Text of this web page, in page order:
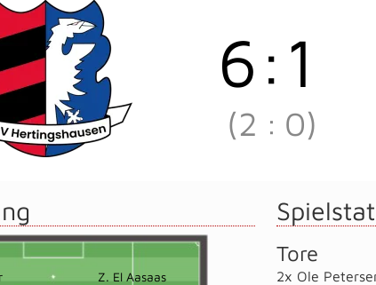
6: 1
(2 : 0)
Z. El Aasaas
Tore
2x Ole